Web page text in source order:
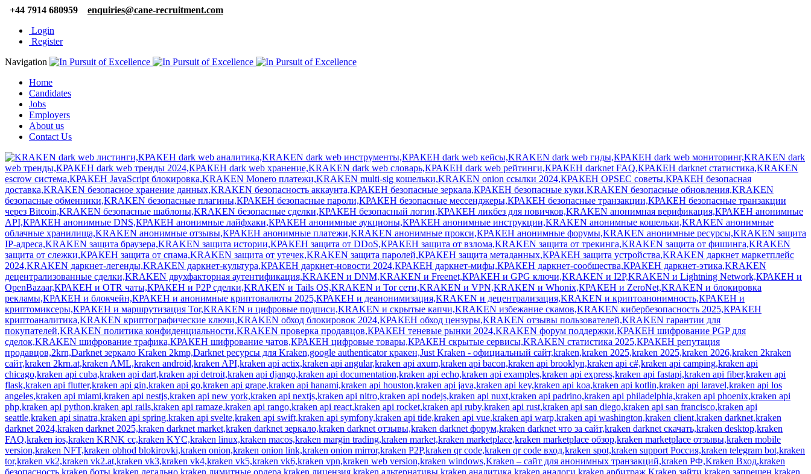
+44 7914 680959
enquiries@cane-recruitment.com
Login
Register
Navigation
Home
Candidates
Jobs
Employers
About us
Contact Us